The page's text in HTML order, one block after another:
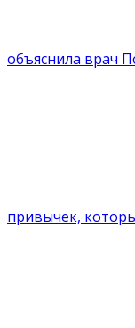
объяснила врач
привычек,